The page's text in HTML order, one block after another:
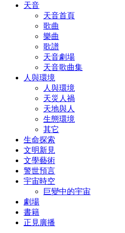
天音
天音首頁
歌曲
樂曲
歌譜
天音劇場
天音歌曲集
人與環境
人與環境
天災人禍
天地與人
生態環境
其它
生命探索
文明新見
文學藝術
警世預言
宇宙時空
巨變中的宇宙
劇場
書籍
正見廣播